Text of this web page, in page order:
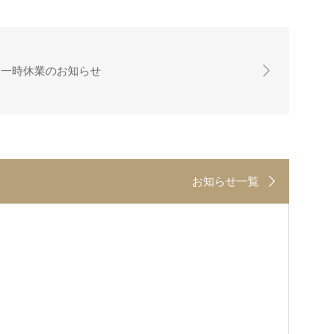
一時休業のお知らせ
お知らせ一覧